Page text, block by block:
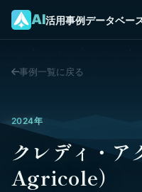
AI活用事例データベー
事例一覧に戻る
2024年
クレディ・
Agricole）